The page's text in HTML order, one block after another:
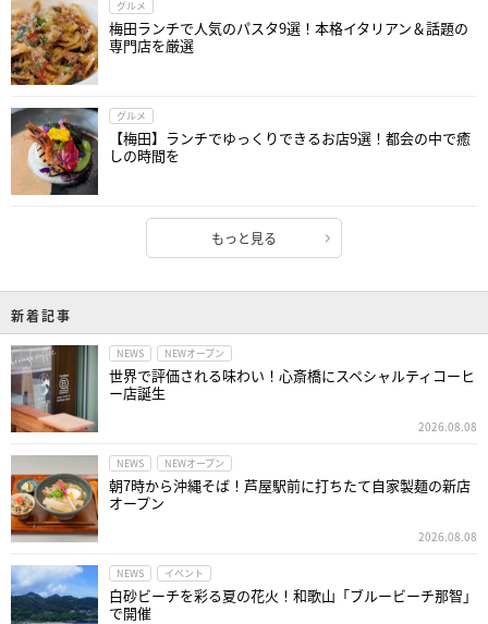
グルメ
梅田ランチで人気のパスタ9選！本格イタリアン＆話題の
専門店を厳選
グルメ
【梅田】ランチでゆっくりできるお店9選！都会の中で癒
しの時間を
もっと見る
新着記事
NEWS NEWオープン
世界で評価される味わい！心斎橋にスペシャルティコーヒ
ー店誕生
2026.08.08
NEWS NEWオープン
朝7時から沖縄そば！芦屋駅前に打ちたて自家製麺の新店
オープン
2026.08.08
NEWS イベント
白砂ビーチを彩る夏の花火！和歌山「ブルービーチ那智」
で開催